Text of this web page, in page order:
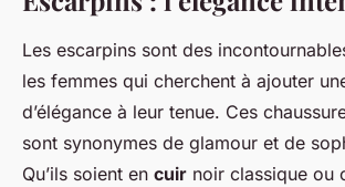
Les escarpins sont des
les femmes qui cherchent à ajouter
d’élégance à leur tenue. Ces
sont synonymes de glamour et de
Qu’ils soient en cuir noir classique ou